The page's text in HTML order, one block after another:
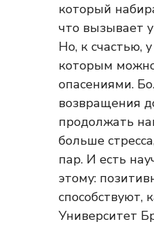
который
что вызывает
Но, к счастью,
которым
опасениями.
возвращения
продолжать
больше
пар. И есть
этому:
способствуют,
Университет